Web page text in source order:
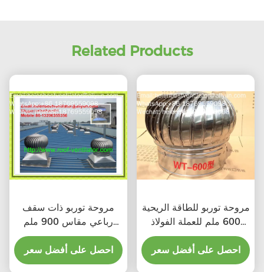
Related Products
مروحة توربو ذات سقف
رباعي مقاس 900 ملم
للصلب المقاوم للصدأ
احصل على أفضل سعر
مروحة توربو للطاقة الريحية
600 ملم للعملة الفولاذ
المقاوم للصدأ
احصل على أفضل سعر